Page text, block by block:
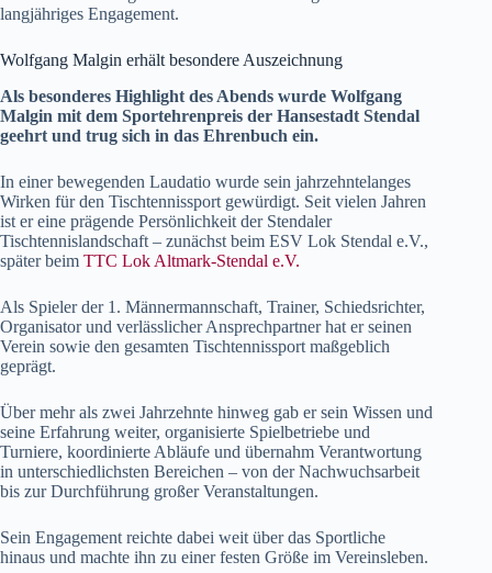
langjähriges Engagement.
Wolfgang Malgin erhält besondere Auszeichnung
Als besonderes Highlight des Abends wurde Wolfgang
Malgin mit dem Sportehrenpreis der Hansestadt Stendal
geehrt und trug sich in das Ehrenbuch ein.
In einer bewegenden Laudatio wurde sein jahrzehntelanges
Wirken für den Tischtennissport gewürdigt. Seit vielen Jahren
ist er eine prägende Persönlichkeit der Stendaler
Tischtennislandschaft – zunächst beim ESV Lok Stendal e.V.,
später beim TTC Lok Altmark-Stendal e.V.
Als Spieler der 1. Männermannschaft, Trainer, Schiedsrichter,
Organisator und verlässlicher Ansprechpartner hat er seinen
Verein sowie den gesamten Tischtennissport maßgeblich
geprägt.
Über mehr als zwei Jahrzehnte hinweg gab er sein Wissen und
seine Erfahrung weiter, organisierte Spielbetriebe und
Turniere, koordinierte Abläufe und übernahm Verantwortung
in unterschiedlichsten Bereichen – von der Nachwuchsarbeit
bis zur Durchführung großer Veranstaltungen.
Sein Engagement reichte dabei weit über das Sportliche
hinaus und machte ihn zu einer festen Größe im Vereinsleben.